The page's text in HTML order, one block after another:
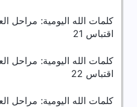
كلمات الله اليومية: مراحل
اقتباس 21
كلمات الله اليومية: مراحل
اقتباس 22
كلمات الله اليومية: مراحل